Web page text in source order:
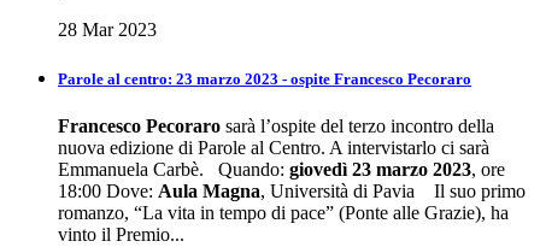
28 Mar 2023
Parole al centro: 23 marzo 2023 - ospite Francesco Pecoraro
Francesco Pecoraro sarà l’ospite del terzo incontro della
nuova edizione di Parole al Centro. A intervistarlo ci sarà
Emmanuela Carbè. Quando: giovedì 23 marzo 2023, ore
18:00 Dove: Aula Magna, Università di Pavia Il suo primo
romanzo, “La vita in tempo di pace” (Ponte alle Grazie), ha
vinto il Premio...